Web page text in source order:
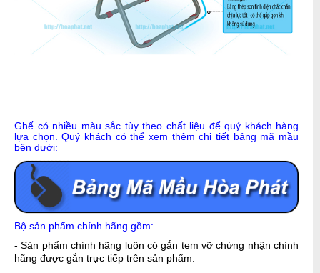
Ghế có nhiều màu sắc tùy theo chất liệu để quý khách hàng
lựa chọn. Quý khách có thể xem thêm chi tiết bảng mã mầu
bên dưới:
Bộ sản phẩm chính hãng gồm:
- Sản phẩm chính hãng luôn có gắn tem vỡ chứng nhận chính
hãng được gắn trực tiếp trên sản phẩm.